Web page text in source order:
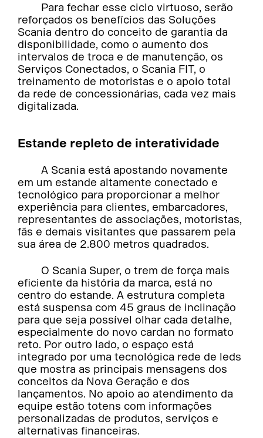
Para fechar esse ciclo virtuoso, serão
reforçados os benefícios das Soluções
Scania dentro do conceito de garantia da
disponibilidade, como o aumento dos
intervalos de troca e de manutenção, os
Serviços Conectados, o Scania FIT, o
treinamento de motoristas e o apoio total
da rede de concessionárias, cada vez mais
digitalizada.
Estande repleto de interatividade
A Scania está apostando novamente
em um estande altamente conectado e
tecnológico para proporcionar a melhor
experiência para clientes, embarcadores,
representantes de associações, motoristas,
fãs e demais visitantes que passarem pela
sua área de 2.800 metros quadrados.
O Scania Super, o trem de força mais
eficiente da história da marca, está no
centro do estande. A estrutura completa
está suspensa com 45 graus de inclinação
para que seja possível olhar cada detalhe,
especialmente do novo cardan no formato
reto. Por outro lado, o espaço está
integrado por uma tecnológica rede de leds
que mostra as principais mensagens dos
conceitos da Nova Geração e dos
lançamentos. No apoio ao atendimento da
equipe estão totens com informações
personalizadas de produtos, serviços e
alternativas financeiras.